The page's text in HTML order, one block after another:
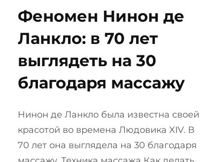
Феномен Нинон де
Ланкло: в 70 лет
выглядеть на 30
благодаря массажу
Нинон де Ланкло была известна своей
красотой во времена Людовика XIV. В
70 лет она выглядела на 30 благодаря